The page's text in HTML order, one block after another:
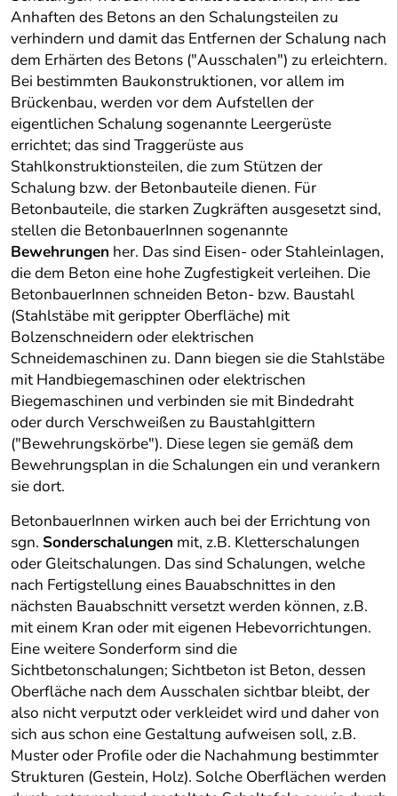
Anhaften des Betons an den Schalungsteilen zu
verhindern und damit das Entfernen der Schalung nach
dem Erhärten des Betons ("Ausschalen") zu erleichtern.
Bei bestimmten Baukonstruktionen, vor allem im
Brückenbau, werden vor dem Aufstellen der
eigentlichen Schalung sogenannte Leergerüste
errichtet; das sind Traggerüste aus
Stahlkonstruktionsteilen, die zum Stützen der
Schalung bzw. der Betonbauteile dienen. Für
Betonbauteile, die starken Zugkräften ausgesetzt sind,
stellen die BetonbauerInnen sogenannte
Bewehrungen her. Das sind Eisen- oder Stahleinlagen,
die dem Beton eine hohe Zugfestigkeit verleihen. Die
BetonbauerInnen schneiden Beton- bzw. Baustahl
(Stahlstäbe mit gerippter Oberfläche) mit
Bolzenschneidern oder elektrischen
Schneidemaschinen zu. Dann biegen sie die Stahlstäbe
mit Handbiegemaschinen oder elektrischen
Biegemaschinen und verbinden sie mit Bindedraht
oder durch Verschweißen zu Baustahlgittern
("Bewehrungskörbe"). Diese legen sie gemäß dem
Bewehrungsplan in die Schalungen ein und verankern
sie dort.
BetonbauerInnen wirken auch bei der Errichtung von
sgn. Sonderschalungen mit, z.B. Kletterschalungen
oder Gleitschalungen. Das sind Schalungen, welche
nach Fertigstellung eines Bauabschnittes in den
nächsten Bauabschnitt versetzt werden können, z.B.
mit einem Kran oder mit eigenen Hebevorrichtungen.
Eine weitere Sonderform sind die
Sichtbetonschalungen; Sichtbeton ist Beton, dessen
Oberfläche nach dem Ausschalen sichtbar bleibt, der
also nicht verputzt oder verkleidet wird und daher von
sich aus schon eine Gestaltung aufweisen soll, z.B.
Muster oder Profile oder die Nachahmung bestimmter
Strukturen (Gestein, Holz). Solche Oberflächen werden